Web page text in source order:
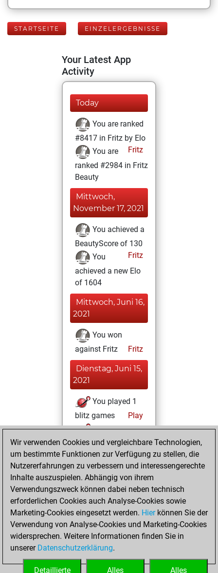
STARTSEITE EINZELERGEBNISSE
Your Latest App
Activity
Today
You are ranked
#8417 in Fritz by Elo
Fritz
You are
ranked #2984 in Fritz
Beauty
Mittwoch,
November 17, 2021
You achieved a
BeautyScore of 130
Fritz
You
achieved a new Elo
of 1604
Mittwoch, Juni 16,
2021
You won
against Fritz
Fritz
Dienstag, Juni 15,
2021
You played 1
blitz games
Play
You scored +0
=0 -1 in blitz
You played 1
bullet games
You scored +0
=0 -1 in bullet
Donnerstag, Juni
10, 2021
You created
your Fritz account
Wir verwenden Cookies und vergleichbare Technologien,
um bestimmte Funktionen zur Verfügung zu stellen, die
Nutzererfahrungen zu verbessern und interessengerechte
Inhalte auszuspielen. Abhängig von ihrem
Verwendungszweck können dabei neben technisch
erforderlichen Cookies auch Analyse-Cookies sowie
Marketing-Cookies eingesetzt werden. Hierkönnen Sie der
Verwendung von Analyse-Cookies und Marketing-Cookies
widersprechen. Weitere Informationen finden Sie in
unserer Datenschutzerklärung.
Alles
Alles
Detaillierte